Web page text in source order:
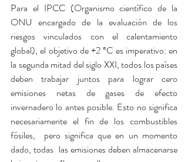
Para el IPCC (Organismo científico de la
ONU encargado de la evaluación de los
riesgos vinculados con el calentamiento
global), el objetivo de +2 °C es imperativo: en
la segunda mitad del siglo XXI, todos los países
deben trabajar juntos para lograr cero
emisiones netas de gases de efecto
invernadero lo antes posible. Esto no significa
necesariamente el fin de los combustibles
fósiles,  pero significa que en un momento
dado, todas  las emisiones deben almacenarse